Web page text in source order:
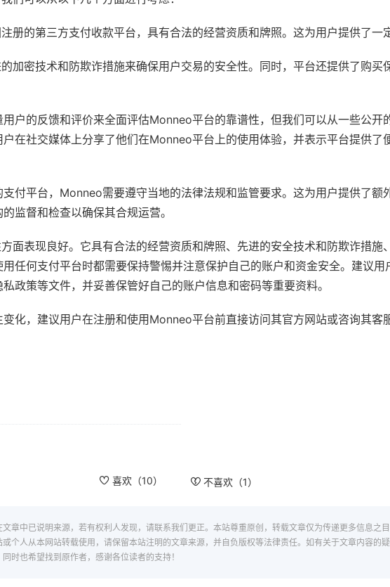
册的第三方支付收款平台，具有合法的经营资质和牌照。这为用户提供了一
加密技术和防欺诈措施来确保用户交易的安全性。同时，平台还提供了购买
用户的反馈和评价来全面评估Monneo平台的靠谱性，但我们可以从一些公开
在社交媒体上分享了他们在Monneo平台上的使用体验，并表示平台提供了
支付平台，Monneo需要遵守当地的法律法规和监管要求。这为用户提供了额
监督和检查以确保其合规运营。
面表现良好。它具有合法的经营资质和牌照、先进的安全技术和防欺诈措施
任何支付平台时都需要保持警惕并注意保护自己的账户和资金安全。建议
政策等文件，并妥善保管好自己的账户信息和密码等重要资料。
化，建议用户在注册和使用Monneo平台前直接访问其官方网站或咨询其客
喜欢（10） 不喜欢（1）
章中已说明来源，若有权利人发现，请联系我们更正。本站尊重原创，转载文章仅为传递更多信息之
个人从本网站转载使用，请保留本站注明的文章来源，并自负版权等法律责任。如有关于文章内容的疑
时也希望找到原作者，感谢各位读者的支持！